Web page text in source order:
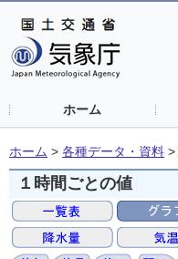
ホーム
ホーム > 各種データ・資料 >
１時間ごとの値